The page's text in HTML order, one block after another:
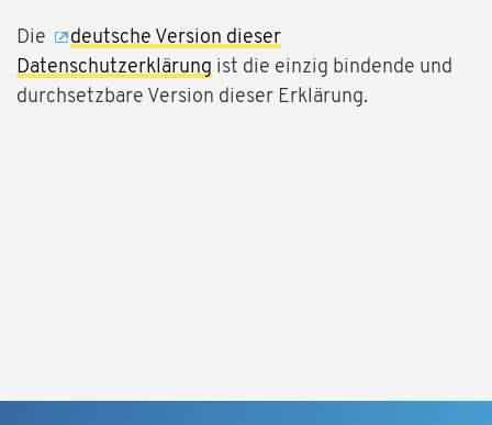
Die
deutsche Version dieser
Datenschutzerklärung ist die einzig bindende und
durchsetzbare Version dieser Erklärung.